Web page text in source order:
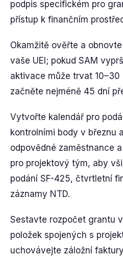
podpis specifickém pro
přístup k finančním
Okamžitě ověřte a
vaše UEI; pokud SAM
aktivace může trvat
začněte nejméně 45 dní
Vytvořte kalendář pro
kontrolními body v březnu
odpovědné zaměstnance
pro projektový tým, aby
podání SF-425, čtvrtletní
záznamy NTD.
Sestavte rozpočet grantu
položek spojených s
uchovávejte záložní